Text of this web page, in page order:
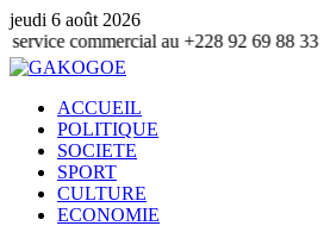
jeudi 6 août 2026
au +228 92 69 88 33
ACCUEIL
POLITIQUE
SOCIETE
SPORT
CULTURE
ECONOMIE